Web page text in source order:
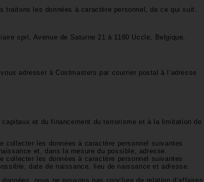
traitons les données à caractère personnel, de ce qui suit.
sprl, Avenue de Saturne 21 à 1180 Uccle, Belgique,
adresser à Costmasters par courrier postal à l’adresse
et du financement du terrorisme et à la limitation de
collecter les données à caractère personnel suivantes
et, dans la mesure du possible, adresse.
collecter les données à caractère personnel suivantes
date de naissance, lieu de naissance et adresse.
nous ne pouvons pas conclure de relation d’affaires